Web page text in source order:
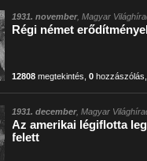
1931. november, Magyar
Régi német
12808 megtekintés ,0 hozzászólás
1931. december, Magyar
Az amerikai légiflotta
felett